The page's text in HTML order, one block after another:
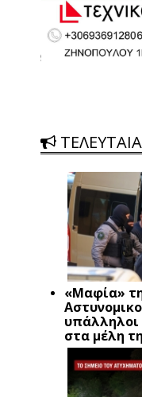
«Μαφία»
υπάλληλοι
στα μέλη